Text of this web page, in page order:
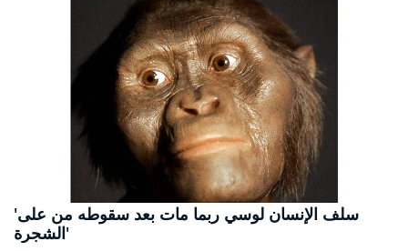
'سلف الإنسان لوسي ربما مات بعد سقوطه من على
الشجرة'